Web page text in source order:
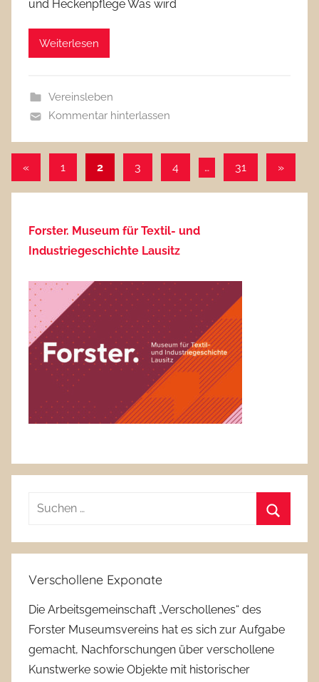
und Heckenpflege Was wird
Weiterlesen
Vereinsleben
Kommentar hinterlassen
Seitennummerierung
der
«Vorherige
1 2 3 4 … 31 »
Forster. Museum für Textil- und
Industriegeschichte Lausitz
Suchen
Verschollene Exponate
Die Arbeitsgemeinschaft „Verschollenes“ des
Forster Museumsvereins hat es sich zur Aufgabe
gemacht, Nachforschungen über verschollene
Kunstwerke sowie Objekte mit historischer